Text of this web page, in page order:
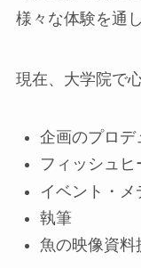
様々な体験を通
現在、大学院で
企画のプロデ
フィッシュ
イベント・メ
執筆
魚の映像資料